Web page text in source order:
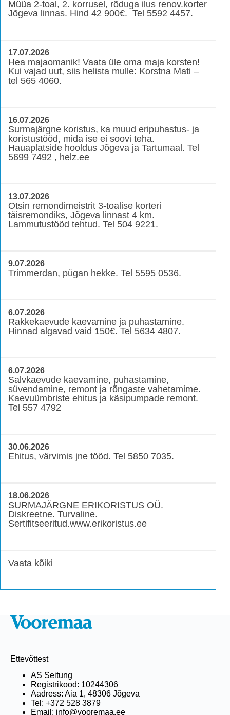
Müüa 2-toal, 2. korrusel, rõduga ilus renov.korter
Jõgeva linnas. Hind 42 900€. Tel 5592 4457.
17.07.2026
Hea majaomanik! Vaata üle oma maja korsten!
Kui vajad uut, siis helista mulle: Korstna Mati –
tel 565 4060.
16.07.2026
Surmajärgne koristus, ka muud eripuhastus- ja
koristustööd, mida ise ei soovi teha.
Hauaplatside hooldus Jõgeva ja Tartumaal. Tel
5699 7492 , helz.ee
13.07.2026
Otsin remondimeistrit 3-toalise korteri
täisremondiks, Jõgeva linnast 4 km.
Lammutustööd tehtud. Tel 504 9221.
9.07.2026
Trimmerdan, pügan hekke. Tel 5595 0536.
6.07.2026
Rakkekaevude kaevamine ja puhastamine.
Hinnad algavad vaid 150€. Tel 5634 4807.
6.07.2026
Salvkaevude kaevamine, puhastamine,
süvendamine, remont ja rõngaste vahetamime.
Kaevuümbriste ehitus ja käsipumpade remont.
Tel 557 4792
30.06.2026
Ehitus, värvimis jne tööd. Tel 5850 7035.
18.06.2026
SURMAJÄRGNE ERIKORISTUS OÜ.
Diskreetne. Turvaline.
Sertifitseeritud.www.erikoristus.ee
Vaata kõiki
Ettevõttest
AS Seitung
Registrikood: 10244306
Aadress: Aia 1, 48306 Jõgeva
Tel: +372 528 3879
Email: info@vooremaa.ee